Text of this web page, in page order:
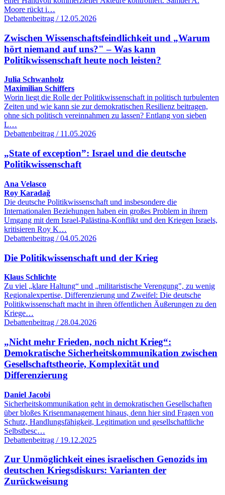
Moore rückt i…
Debattenbeitrag / 12.05.2026
Zwischen Wissenschaftsfeindlichkeit und „Warum
hört niemand auf uns?" – Was kann
Politikwissenschaft heute noch leisten?
Julia Schwanholz
Maximilian Schiffers
Worin liegt die Rolle der Politikwissenschaft in politisch turbulenten
Zeiten und wie kann sie zur demokratischen Resilienz beitragen,
ohne sich politisch vereinnahmen zu lassen? Entlang von sieben
L…
Debattenbeitrag / 11.05.2026
„State of exception”: Israel und die deutsche
Politikwissenschaft
Ana Velasco
Roy Karadağ
Die deutsche Politikwissenschaft und insbesondere die
Internationalen Beziehungen haben ein großes Problem in ihrem
Umgang mit dem Israel-Palästina-Konflikt und den Kriegen Israels,
kritisieren Roy K…
Debattenbeitrag / 04.05.2026
Die Politikwissenschaft und der Krieg
Klaus Schlichte
Zu viel „klare Haltung“ und „militaristische Verengung", zu wenig
Regionalexpertise, Differenzierung und Zweifel: Die deutsche
Politikwissenschaft macht in ihren öffentlichen Äußerungen zu den
Kriege…
Debattenbeitrag / 28.04.2026
„Nicht mehr Frieden, noch nicht Krieg“:
Demokratische Sicherheitskommunikation zwischen
Gesellschaftstheorie, Komplexität und
Differenzierung
Daniel Jacobi
Sicherheitskommunikation geht in demokratischen Gesellschaften
über bloßes Krisenmanagement hinaus, denn hier sind Fragen von
Schutz, Handlungsfähigkeit, Legitimation und gesellschaftliche
Selbstbesc…
Debattenbeitrag / 19.12.2025
Zur Unmöglichkeit eines israelischen Genozids im
deutschen Kriegsdiskurs: Varianten der
Zurückweisung